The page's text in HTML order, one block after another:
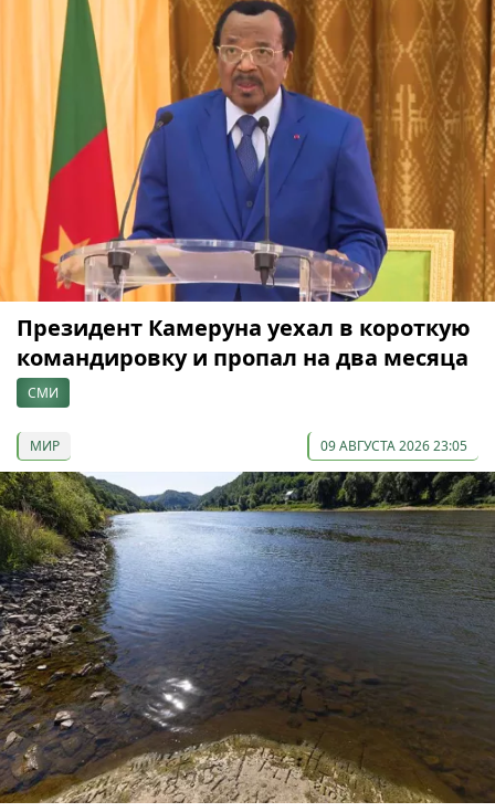
Президент Камеруна уехал в короткую
командировку и пропал на два месяца
СМИ
МИР 09 АВГУСТА 2026 23:05